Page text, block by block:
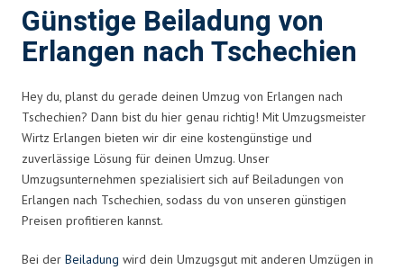
Günstige Beiladung von
Erlangen nach Tschechien
Hey du, planst du gerade deinen Umzug von Erlangen nach
Tschechien? Dann bist du hier genau richtig! Mit Umzugsmeister
Wirtz Erlangen bieten wir dir eine kostengünstige und
zuverlässige Lösung für deinen Umzug. Unser
Umzugsunternehmen spezialisiert sich auf Beiladungen von
Erlangen nach Tschechien, sodass du von unseren günstigen
Preisen profitieren kannst.
Bei der Beiladung wird dein Umzugsgut mit anderen Umzügen in